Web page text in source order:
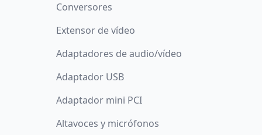
Conversores
Extensor de vídeo
Adaptadores de audio/vídeo
Adaptador USB
Adaptador mini PCI
Altavoces y micrófonos